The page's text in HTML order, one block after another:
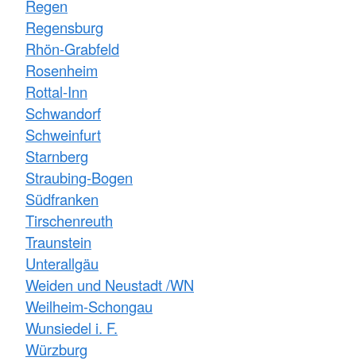
Regen
Regensburg
Rhön-Grabfeld
Rosenheim
Rottal-Inn
Schwandorf
Schweinfurt
Starnberg
Straubing-Bogen
Südfranken
Tirschenreuth
Traunstein
Unterallgäu
Weiden und Neustadt /WN
Weilheim-Schongau
Wunsiedel i. F.
Würzburg